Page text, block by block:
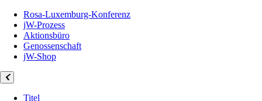
Rosa-Luxemburg-Konferenz
jW-Prozess
Aktionsbüro
Genossenschaft
jW-Shop
Titel